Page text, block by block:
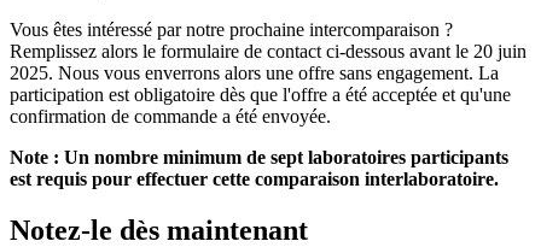
Vous êtes intéressé par notre prochaine intercomparaison ?
Remplissez alors le formulaire de contact ci-dessous avant le 20 juin
2025. Nous vous enverrons alors une offre sans engagement. La
participation est obligatoire dès que l'offre a été acceptée et qu'une
confirmation de commande a été envoyée.
Note : Un nombre minimum de sept laboratoires participants
est requis pour effectuer cette comparaison interlaboratoire.
Notez-le dès maintenant